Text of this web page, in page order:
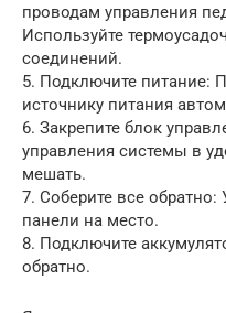
проводам управления
Используйте
соединений.
5. Подключите питание:
источнику питания
6. Закрепите блок
управления системы в
мешать.
7. Соберите все
панели на место.
8. Подключите
обратно.